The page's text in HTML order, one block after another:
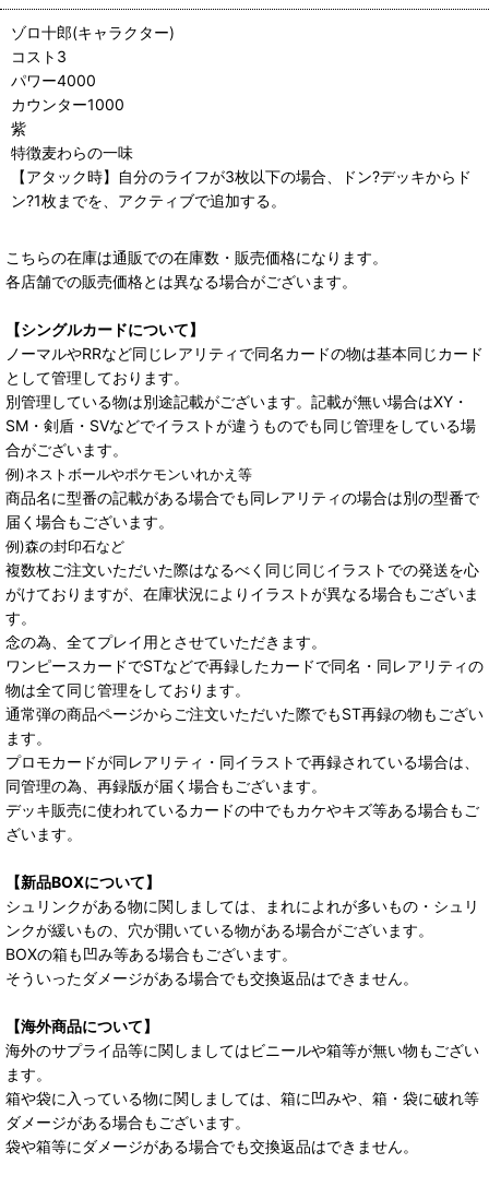
ゾロ十郎(キャラクター)
コスト3
パワー4000
カウンター1000
紫
特徴麦わらの一味
【アタック時】自分のライフが3枚以下の場合、ドン?デッキからド
ン?1枚までを、アクティブで追加する。
こちらの在庫は通販での在庫数・販売価格になります。
各店舗での販売価格とは異なる場合がございます。
【シングルカードについて】
ノーマルやRRなど同じレアリティで同名カードの物は基本同じカード
として管理しております。
別管理している物は別途記載がございます。記載が無い場合はXY・
SM・剣盾・SVなどでイラストが違うものでも同じ管理をしている場
合がございます。
例)ネストボールやポケモンいれかえ等
商品名に型番の記載がある場合でも同レアリティの場合は別の型番で
届く場合もございます。
例)森の封印石など
複数枚ご注文いただいた際はなるべく同じ同じイラストでの発送を心
がけておりますが、在庫状況によりイラストが異なる場合もございま
す。
念の為、全てプレイ用とさせていただきます。
ワンピースカードでSTなどで再録したカードで同名・同レアリティの
物は全て同じ管理をしております。
通常弾の商品ページからご注文いただいた際でもST再録の物もござい
ます。
プロモカードが同レアリティ・同イラストで再録されている場合は、
同管理の為、再録版が届く場合もございます。
デッキ販売に使われているカードの中でもカケやキズ等ある場合もご
ざいます。
【新品BOXについて】
シュリンクがある物に関しましては、まれによれが多いもの・シュリ
ンクが緩いもの、穴が開いている物がある場合がございます。
BOXの箱も凹み等ある場合もございます。
そういったダメージがある場合でも交換返品はできません。
【海外商品について】
海外のサプライ品等に関しましてはビニールや箱等が無い物もござい
ます。
箱や袋に入っている物に関しましては、箱に凹みや、箱・袋に破れ等
ダメージがある場合もございます。
袋や箱等にダメージがある場合でも交換返品はできません。